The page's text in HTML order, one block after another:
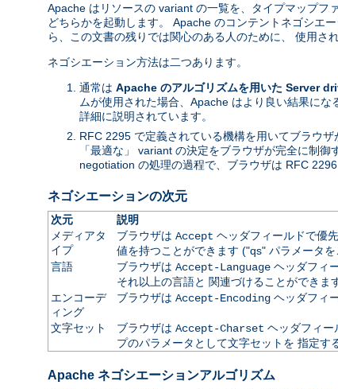
Apache はリソースの variant の一覧を、タイプマップフ
どちらかを起動します。 Apache のコンテントネゴシエ
ら、この文書の残りでは関心のある人のために、 使用さ
ネゴシエーション方法は二つあります。
通常は Apache のアルゴリズムを用いた Server
ムが使用された場合、Apache はより良い結果に
詳細に説明されています。
RFC 2295 で定義されている機構を用いてブラウザ
「最適な」 variant の決定をブラウザが完全に制
negotiation の処理の過程で、ブラウザは RFC
ネゴシエーションの次元
次元
説明
メディアタ
イプ
ブラウザは Accept ヘッダフィールドで優
値を持つことができます ("qs" パラメータを
言語
ブラウザは Accept-Languageヘッダフィ
それ以上の言語と 関連づけることができます
エンコーデ
ィング
ブラウザは Accept-Encodingヘッダフィ
文字セット ブラウザは Accept-Charset ヘッダフィー
プのパラメータとして文字セットを 指定す
Apache ネゴシエーションアルゴリズム